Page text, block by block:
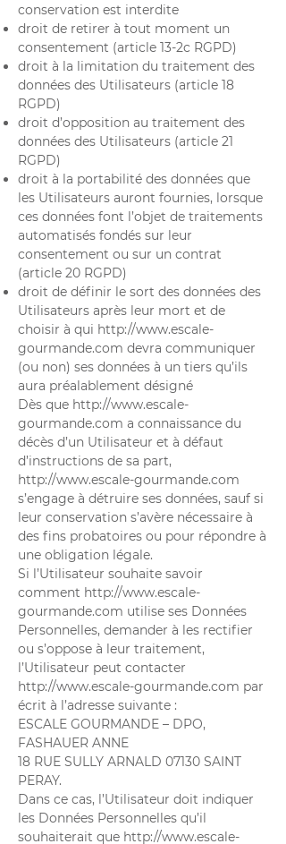
conservation est interdite
droit de retirer à tout moment un
consentement (article 13-2c RGPD)
droit à la limitation du traitement des
données des Utilisateurs (article 18
RGPD)
droit d’opposition au traitement des
données des Utilisateurs (article 21
RGPD)
droit à la portabilité des données que
les Utilisateurs auront fournies, lorsque
ces données font l’objet de traitements
automatisés fondés sur leur
consentement ou sur un contrat
(article 20 RGPD)
droit de définir le sort des données des
Utilisateurs après leur mort et de
choisir à qui http://www.escale-
gourmande.com devra communiquer
(ou non) ses données à un tiers qu’ils
aura préalablement désigné
Dès que http://www.escale-
gourmande.com a connaissance du
décès d’un Utilisateur et à défaut
d’instructions de sa part,
http://www.escale-gourmande.com
s’engage à détruire ses données, sauf si
leur conservation s’avère nécessaire à
des fins probatoires ou pour répondre à
une obligation légale.
Si l’Utilisateur souhaite savoir
comment http://www.escale-
gourmande.com utilise ses Données
Personnelles, demander à les rectifier
ou s’oppose à leur traitement,
l’Utilisateur peut contacter
http://www.escale-gourmande.com par
écrit à l’adresse suivante :
ESCALE GOURMANDE – DPO,
FASHAUER ANNE
18 RUE SULLY ARNALD 07130 SAINT
PERAY.
Dans ce cas, l’Utilisateur doit indiquer
les Données Personnelles qu’il
souhaiterait que http://www.escale-